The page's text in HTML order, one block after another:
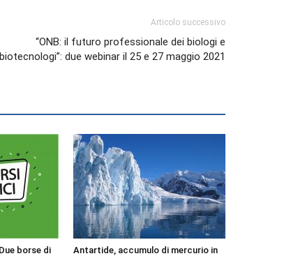
Articolo successivo
“ONB: il futuro professionale dei biologi e
biotecnologi”: due webinar il 25 e 27 maggio 2021
borse di
Antartide, accumulo di mercurio in